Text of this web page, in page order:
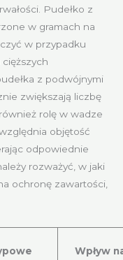
Pudełko z
w gramach na
w przypadku
z podwójnymi
zwiększają liczbę
rolę w wadze
objętość
odpowiednie
rozważyć, w jaki
ochronę zawartości,
Wpływ